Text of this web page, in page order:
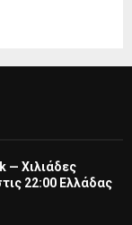
— Χιλιάδες
22:00 Ελλάδας